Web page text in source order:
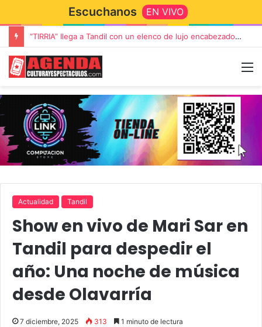
Escuchanos EN VIVO
“TIRRIA” llega a Tandil con un elenco de lujo encabezado por Capusotto, Spregelburd y Stefani
Actualidad Tandil
Show en vivo de Mari Sar en
Tandil para despedir el
año: Una noche de música
desde Olavarría
7 diciembre, 2025 313 1 minuto de lectura